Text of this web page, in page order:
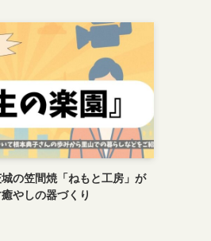
城の笠間焼「ねもと工房」が
やしの器づくり